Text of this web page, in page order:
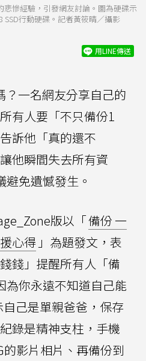
慘經驗，引發網友討論。圖為硬碟示
SSD行動硬碟。記者黃筱晴／攝影
用LINE傳送
？一名網友分享自己的
有人要「不只備份1
訴他「真的還不
他瞬間失去所有資
免遺憾發生。
版以「備份 一
心得 」為題發文，表
錢」提醒所有人「備
為你永遠不知道自己能
己是單親爸爸，保存
錄是精神支柱，手機
影片相片、再備份到